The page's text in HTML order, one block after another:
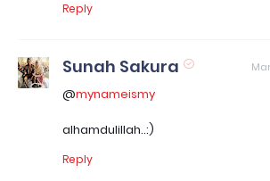
Reply
Sunah Sakura
@mynameismy
alhamdulillah..:)
Reply